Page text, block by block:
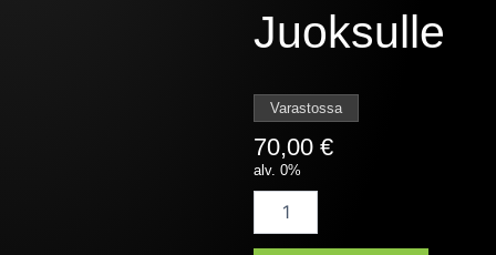
Juoksulle
Varastossa
70,00€
alv. 0%
terästaso
2,57m